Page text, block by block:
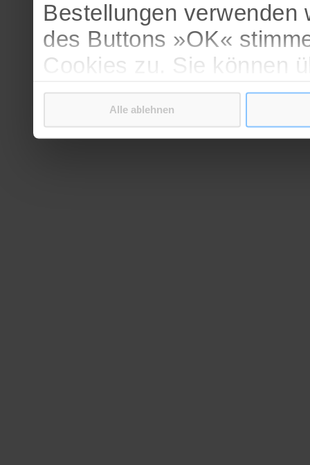
Bestellungen
des Buttons »OK«
Cookies zu. Sie können
verschiedenen Cookies
bestätigen.
Weitere Informationen
Alle ablehnen